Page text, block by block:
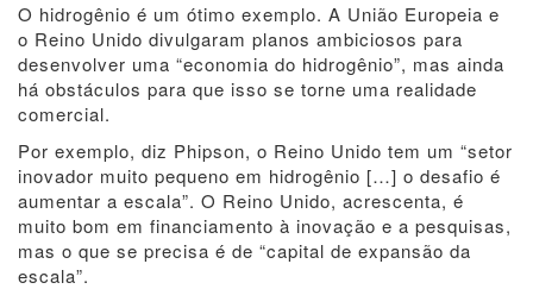
O hidrogênio é um ótimo exemplo. A União Europeia e
o Reino Unido divulgaram planos ambiciosos para
desenvolver uma “economia do hidrogênio”, mas ainda
há obstáculos para que isso se torne uma realidade
comercial.
Por exemplo, diz Phipson, o Reino Unido tem um “setor
inovador muito pequeno em hidrogênio […] o desafio é
aumentar a escala”. O Reino Unido, acrescenta, é
muito bom em financiamento à inovação e a pesquisas,
mas o que se precisa é de “capital de expansão da
escala”.